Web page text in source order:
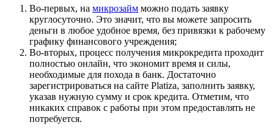
Во-первых, на микрозайм можно подать заявку
круглосуточно. Это значит, что вы можете запросить
деньги в любое удобное время, без привязки к рабочему
графику финансового учреждения;
Во-вторых, процесс получения микрокредита проходит
полностью онлайн, что экономит время и силы,
необходимые для похода в банк. Достаточно
зарегистрироваться на сайте Platiza, заполнить заявку,
указав нужную сумму и срок кредита. Отметим, что
никаких справок с работы при этом предоставлять не
потребуется.